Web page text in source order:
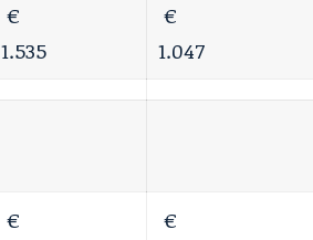
€
1.535
€
1.047
€
€